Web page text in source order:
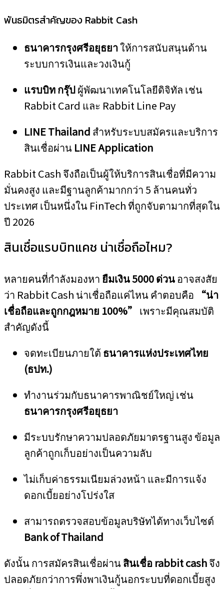
พันธมิตรสำคัญของ Rabbit Cash
ธนาคารกรุงศรีอยุธยาให้การสนับสนุนด้าน
ระบบการเงินและวงเงินกู้
แรบบิท กรุ๊ปผู้พัฒนาเทคโนโลยีดิจิทัล เช่น
Rabbit Card และ Rabbit Line Pay
LINE Thailand สำหรับระบบสมัครและบริการ
สินเชื่อผ่าน LINE Application
Rabbit Cash จึงถือเป็นผู้ให้บริการสินเชื่อที่มีความ
มั่นคงสูง และมีฐานลูกค้ามากกว่า 5 ล้านคนทั่ว
ประเทศ เป็นหนึ่งใน FinTech ที่ถูกจับตามากที่สุดใน
ปี 2026
สินเชื่อแรบบิทแคช น่าเชื่อถือไหม?
หลายคนที่กำลังมองหา ยืมเงิน 5000 ด่วนอาจสงสัย
ว่า Rabbit Cash น่าเชื่อถือแค่ไหน คำตอบคือ “น่า
เชื่อถือและถูกกฎหมาย 100%” เพราะมีคุณสมบัติ
สำคัญดังนี้
จดทะเบียนภายใต้ ธนาคารแห่งประเทศไทย
(ธปท.)
ทำงานร่วมกับธนาคารพาณิชย์ใหญ่ เช่น
ธนาคารกรุงศรีอยุธยา
มีระบบรักษาความปลอดภัยมาตรฐานสูง ข้อมูล
ลูกค้าถูกเก็บอย่างเป็นความลับ
ไม่เก็บค่าธรรมเนียมล่วงหน้า และมีการแจ้ง
ดอกเบี้ยอย่างโปร่งใส
สามารถตรวจสอบข้อมูลบริษัทได้ทางเว็บไซต์
Bank of Thailand
ดังนั้น การสมัครสินเชื่อผ่านสินเชื่อ rabbit cashจึง
ปลอดภัยกว่าการพึ่งพาเงินกู้นอกระบบที่ดอกเบี้ยสูง